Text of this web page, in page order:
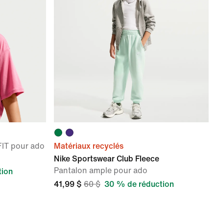
pour ado
Matériaux recyclés
Nike Sportswear Club Fleece
Pantalon ample pour ado
41,99 $ 60 $ 30 % de réduction